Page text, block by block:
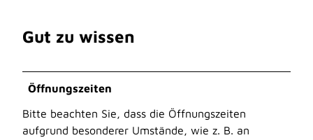
Gut zu wissen
Öffnungszeiten
Bitte beachten Sie, dass die Öffnungszeiten
aufgrund besonderer Umstände, wie z. B. an